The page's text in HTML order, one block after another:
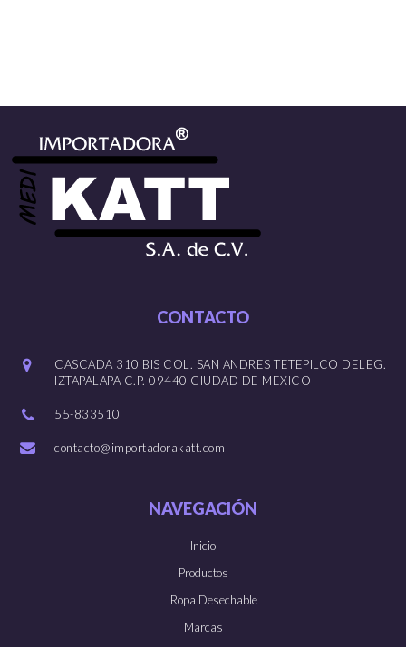
CONTACTO
CASCADA 310 BIS COL. SAN ANDRES TETEPILCO DELEG.
IZTAPALAPA C.P. 09440 CIUDAD DE MEXICO
55-833510
contacto@importadorakatt.com
NAVEGACIÓN
Inicio
Productos
Ropa Desechable
Marcas